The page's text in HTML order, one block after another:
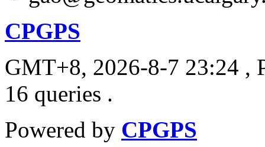
CPGPS
GMT+8, 2026-8-7 23:24 ,
16 queries .
Powered by CPGPS